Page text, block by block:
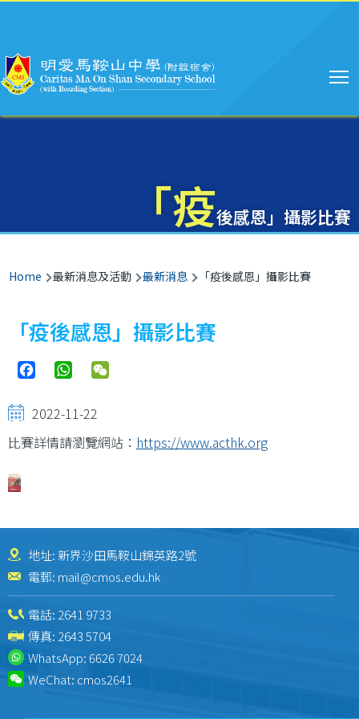
「疫後感恩」攝影比賽
Breadcrumb
Home 最新消息及活動 最新消息 「疫後感恩」攝影比賽
「疫後感恩」攝影比賽
FacebookWhatsApp
2022-11-22
比賽詳情請瀏覽網站： https://www.acthk.org
地址: 新界沙田馬鞍山錦英路2號
電郵: mail@cmos.edu.hk
電話: 2641 9733
傳真: 2643 5704
WhatsApp:6626 7024
WeChat: cmos2641